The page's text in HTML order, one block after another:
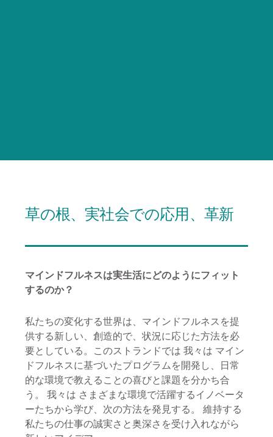
草の根、実社会での応用、革新
マインドフルネスは実生活にどのようにフィット
するのか？
私たちの変化する世界は、マインドフルネスを提
供する新しい、創造的で、状況に応じた方法を必
要としている。このストランドでは我々は マイン
ドフルネスに基づいたプログラムを開発し、日常
的な環境で教えることの喜びと課題を分かち合
う。我々は さまざまな環境で活躍するイノベータ
ーたちから学び、次の方法を発見する。維持する
私たちの仕事の誠実さと奥深さを受け入れながら